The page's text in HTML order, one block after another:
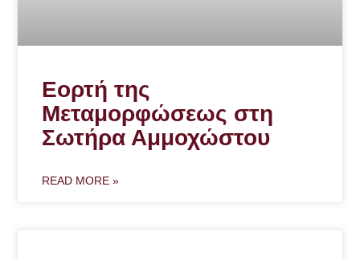
Εορτή της
Μεταμορφώσεως στη
Σωτήρα Αμμοχώστου
READ MORE »